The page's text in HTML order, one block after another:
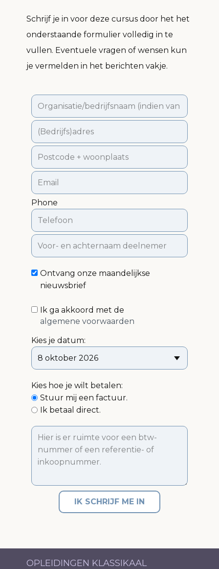
Schrijf je in voor deze cursus door het het
onderstaande formulier volledig in te
vullen. Eventuele vragen of wensen kun
je vermelden in het berichten vakje.
Phone
Ontvang onze maandelijkse
nieuwsbrief
Ik ga akkoord met de
algemene voorwaarden
Kies je datum:
Kies hoe je wilt betalen:
Stuur mij een factuur.
Ik betaal direct.
IK SCHRIJF ME IN
OPLEIDINGEN KLASSIKAAL